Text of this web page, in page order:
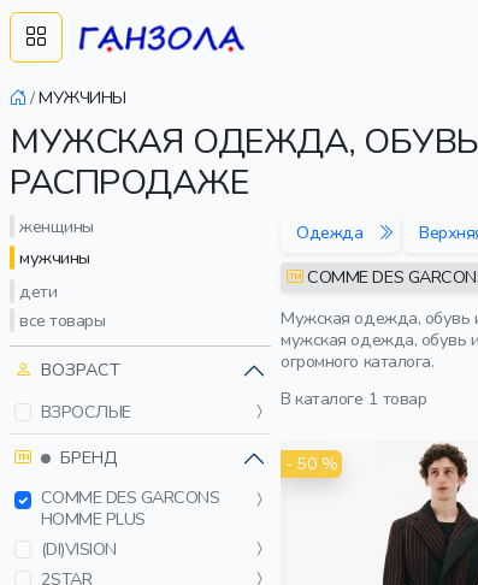
/МУЖЧИНЫ
МУЖСКАЯ ОДЕЖДА, ОБУВЬ И
РАСПРОДАЖЕ
женщины
мужчины
дети
все товары
ВОЗРАСТ
ВЗРОСЛЫЕ
БРЕНД
COMME DES GARCONS
HOMME PLUS
(DI)VISION
2STAR
Одежда
COMME DES
Мужская одежда, обувь
мужская одежда, обувь
огромного каталога.
В каталоге 1 товар
- 50 %